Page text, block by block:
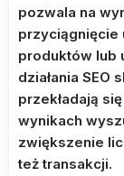
pozwala na
przyciągnięcie
produktów lub
działania SEO
przekładają
wynikach
zwiększenie
też transakcji.